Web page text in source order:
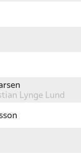
Lynge Lund